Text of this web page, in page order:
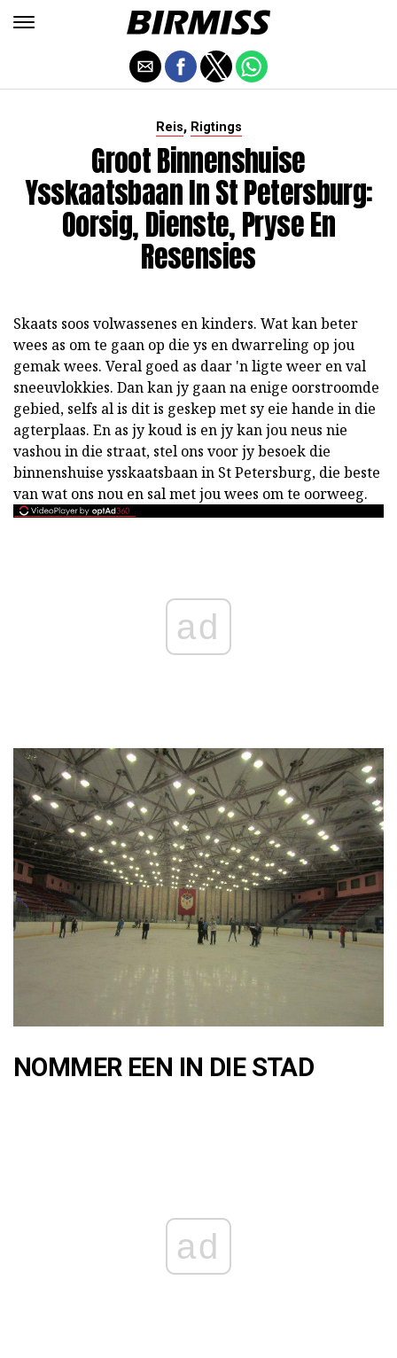
Reis, Rigtings
Groot Binnenshuise
Ysskaatsbaan In St Petersburg:
Oorsig, Dienste, Pryse En
Resensies
Skaats soos volwassenes en kinders. Wat kan beter
wees as om te gaan op die ys en dwarreling op jou
gemak wees. Veral goed as daar 'n ligte weer en val
sneeuvlokkies. Dan kan jy gaan na enige oorstroomde
gebied, selfs al is dit is geskep met sy eie hande in die
agterplaas. En as jy koud is en jy kan jou neus nie
vashou in die straat, stel ons voor jy besoek die
binnenshuise ysskaatsbaan in St Petersburg, die beste
van wat ons nou en sal met jou wees om te oorweeg.
ad
NOMMER EEN IN DIE STAD
ad